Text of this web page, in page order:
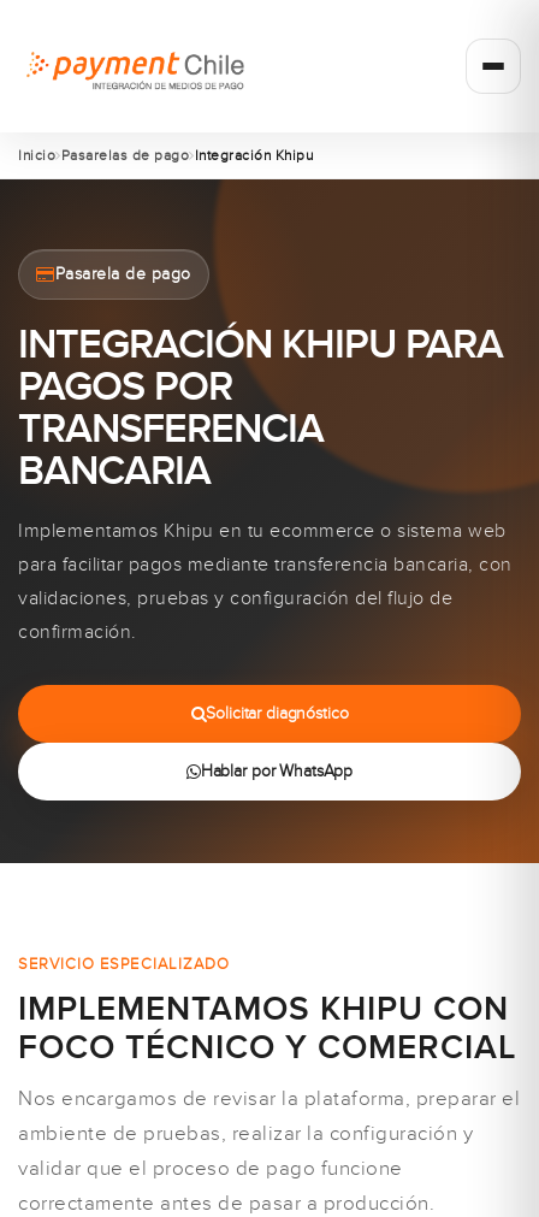
Inicio Pasarelas de pago Integración Khipu
Pasarela de pago
INTEGRACIÓN KHIPU PARA
PAGOS POR
TRANSFERENCIA
BANCARIA
Implementamos Khipu en tu ecommerce o sistema web
para facilitar pagos mediante transferencia bancaria, con
validaciones, pruebas y configuración del flujo de
confirmación.
Solicitar diagnóstico
Hablar por WhatsApp
SERVICIO ESPECIALIZADO
IMPLEMENTAMOS KHIPU CON
FOCO TÉCNICO Y COMERCIAL
Nos encargamos de revisar la plataforma, preparar el
ambiente de pruebas, realizar la configuración y
validar que el proceso de pago funcione
correctamente antes de pasar a producción.